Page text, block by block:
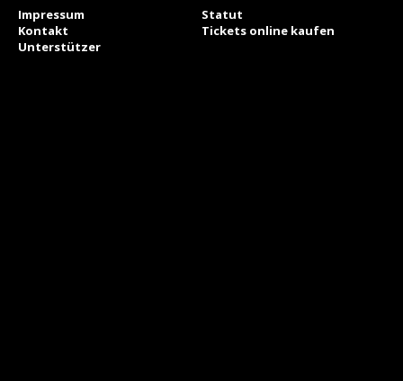
Impressum
Statut
Kontakt
Tickets online kaufen
Unterstützer